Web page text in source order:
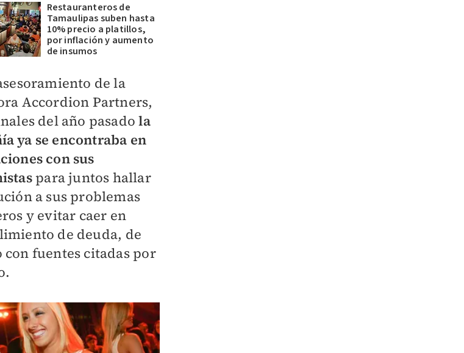
Restauranteros de
Tamaulipas suben hasta
10% precio a platillos,
por inflación y aumento
de insumos
de la
Accordion Partners,
del año pasado la
ya se encontraba en
con sus
para juntos hallar
a sus problemas
y evitar caer en
de deuda, de
con fuentes citadas por